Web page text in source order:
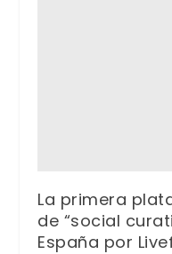
La primera
de “social
España por